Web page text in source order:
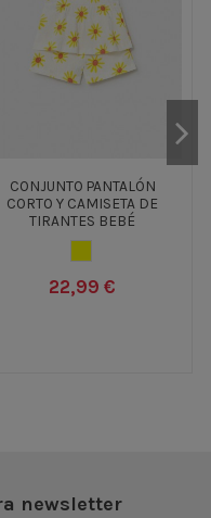
CONJUNTO PANTALÓN
CORTO Y CAMISETA DE
TIRANTES BEBÉ
22,99 €
newsletter